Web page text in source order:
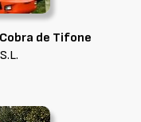
de Tifone